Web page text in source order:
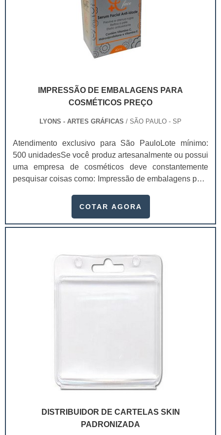
IMPRESSÃO DE EMBALAGENS PARA
COSMÉTICOS PREÇO
LYONS - ARTES GRÁFICAS / SÃO PAULO - SP
Atendimento exclusivo para São PauloLote mínimo:
500 unidadesSe você produz artesanalmente ou possui
uma empresa de cosméticos deve constantemente
pesquisar coisas como: Impressão de embalagens para
um investimento necessário para quem está no
extremamente competitivo, assim, as embalagens
COTAR AGORA
DISTRIBUIDOR DE CARTELAS SKIN
PADRONIZADA